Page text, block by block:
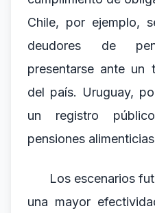
Chile, por ejemplo,
deudores de
presentarse ante un
del país. Uruguay,
un registro
pensiones
Los escenarios
una mayor